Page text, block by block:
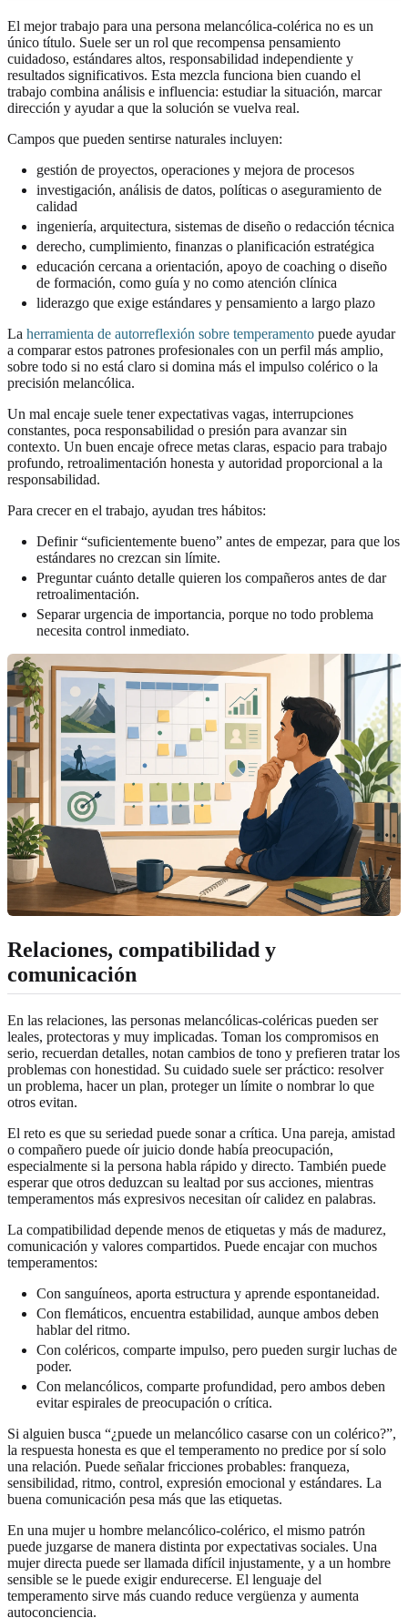
El mejor trabajo para una persona melancólica-colérica no es un
único título. Suele ser un rol que recompensa pensamiento
cuidadoso, estándares altos, responsabilidad independiente y
resultados significativos. Esta mezcla funciona bien cuando el
trabajo combina análisis e influencia: estudiar la situación, marcar
dirección y ayudar a que la solución se vuelva real.
Campos que pueden sentirse naturales incluyen:
gestión de proyectos, operaciones y mejora de procesos
investigación, análisis de datos, políticas o aseguramiento de
calidad
ingeniería, arquitectura, sistemas de diseño o redacción técnica
derecho, cumplimiento, finanzas o planificación estratégica
educación cercana a orientación, apoyo de coaching o diseño
de formación, como guía y no como atención clínica
liderazgo que exige estándares y pensamiento a largo plazo
La herramienta de autorreflexión sobre temperamento puede ayudar
a comparar estos patrones profesionales con un perfil más amplio,
sobre todo si no está claro si domina más el impulso colérico o la
precisión melancólica.
Un mal encaje suele tener expectativas vagas, interrupciones
constantes, poca responsabilidad o presión para avanzar sin
contexto. Un buen encaje ofrece metas claras, espacio para trabajo
profundo, retroalimentación honesta y autoridad proporcional a la
responsabilidad.
Para crecer en el trabajo, ayudan tres hábitos:
Definir “suficientemente bueno” antes de empezar, para que los
estándares no crezcan sin límite.
Preguntar cuánto detalle quieren los compañeros antes de dar
retroalimentación.
Separar urgencia de importancia, porque no todo problema
necesita control inmediato.
Relaciones, compatibilidad y
comunicación
En las relaciones, las personas melancólicas-coléricas pueden ser
leales, protectoras y muy implicadas. Toman los compromisos en
serio, recuerdan detalles, notan cambios de tono y prefieren tratar los
problemas con honestidad. Su cuidado suele ser práctico: resolver
un problema, hacer un plan, proteger un límite o nombrar lo que
otros evitan.
El reto es que su seriedad puede sonar a crítica. Una pareja, amistad
o compañero puede oír juicio donde había preocupación,
especialmente si la persona habla rápido y directo. También puede
esperar que otros deduzcan su lealtad por sus acciones, mientras
temperamentos más expresivos necesitan oír calidez en palabras.
La compatibilidad depende menos de etiquetas y más de madurez,
comunicación y valores compartidos. Puede encajar con muchos
temperamentos:
Con sanguíneos, aporta estructura y aprende espontaneidad.
Con flemáticos, encuentra estabilidad, aunque ambos deben
hablar del ritmo.
Con coléricos, comparte impulso, pero pueden surgir luchas de
poder.
Con melancólicos, comparte profundidad, pero ambos deben
evitar espirales de preocupación o crítica.
Si alguien busca “¿puede un melancólico casarse con un colérico?”,
la respuesta honesta es que el temperamento no predice por sí solo
una relación. Puede señalar fricciones probables: franqueza,
sensibilidad, ritmo, control, expresión emocional y estándares. La
buena comunicación pesa más que las etiquetas.
En una mujer u hombre melancólico-colérico, el mismo patrón
puede juzgarse de manera distinta por expectativas sociales. Una
mujer directa puede ser llamada difícil injustamente, y a un hombre
sensible se le puede exigir endurecerse. El lenguaje del
temperamento sirve más cuando reduce vergüenza y aumenta
autoconciencia.